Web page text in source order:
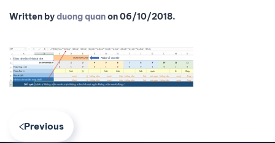
Written byduong quanon06/10/2018.
Previous